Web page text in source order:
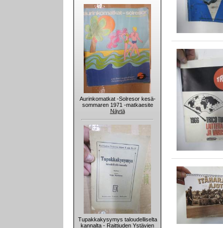
Aurinkomatkat -Solresor kesä-
sommaren 1971 -matkaesite
Näytä
Tupakkakysymys taloudelliselta
kannalta - Raittiuden Ystävien